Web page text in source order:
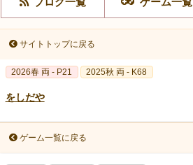
サイトトップに戻る
2026春 両 - P21 2025秋 両 - K68
をしだや
ゲーム一覧に戻る